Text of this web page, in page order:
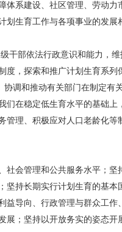
体系建设、社区管理、劳动力
划生育工作与各项事业的发展
部依法行政意识和能力，维
度，探索和推广计划生育系列
协调和推动有关部门在制定有
们在稳定低生育水平的基础上
管理、积极应对人口老龄化等
会管理和公共服务水平；坚
坚持长期实行计划生育的基本
益导向、行政管理与群众工作
展；坚持以开放务实的姿态开